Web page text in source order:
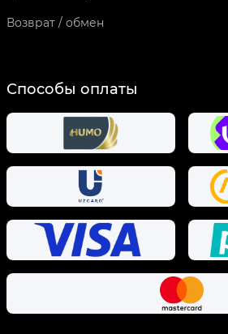
Возврат / обмен
Способы оплаты